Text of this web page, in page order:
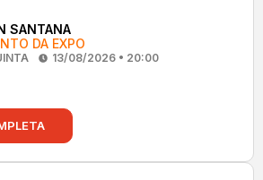
SANTANA
DA EXPO
13/08/2026 • 20:00